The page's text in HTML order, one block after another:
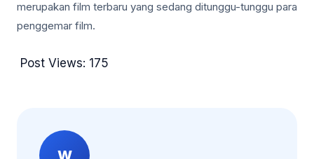
merupakan film terbaru yang sedang ditunggu-tunggu para
penggemar film.
Post Views: 175
W